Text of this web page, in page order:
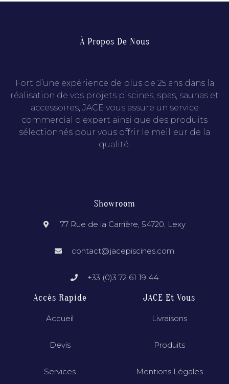
À Propos De Nous
Fort d’une expérience de plus de 25 ans dans la
réalisation de vos projets piscines, spas, saunas et
accessoires, JACE vous assure un service
commercial d’expert ainsi que des produits
sélectionnés pour vous offrir le meilleur de la
qualité.
Showroom
77 Rue de la Carrière, 54720, Lexy
contact@jacepiscines.com
+33 (0)3 72 61 19 44
Accès Rapide
Accueil
Devis
Services
JACE Et Vous
Livraisons
Produits
Mentions Légales